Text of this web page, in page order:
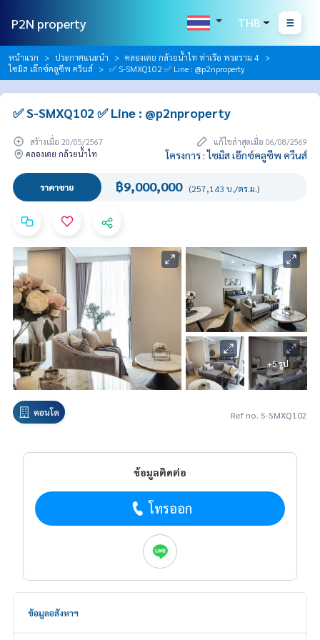
P2N property THB
หน้าแรก ประกาศแนะนำ
คลองเตย กล้วยน้ำไท ท่าเรือ พระราม 4
ไซมิส เอ๊กซ์คลูซีพ ควีนส์
✅ S-SMXQ102 ✅ Line : @p2nproperty
✅ S-SMXQ102 ✅ Line : @p2nproperty
สร้างเมื่อ 20/05/2567
แก้ไขล่าสุดเมื่อ 06/08/2569
คลองเตย กล้วยน้ำไท
โครงการ : ไซมิส เอ๊กซ์คลูซีพ ควีนส์
ราคาขาย ฿9,000,000 (257,143 บ./ตร.ม.)
+5 รูป
คอนโด Ref no. S-SMXQ102
ข้อมูลติดต่อ
โทรออก
ข้อมูลอสังหาฯ